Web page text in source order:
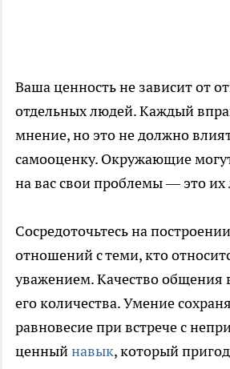
Ваша ценность не зависит от
отдельных людей. Каждый
мнение, но это не должно
самооценку. Окружающие
на вас свои проблемы — это
Сосредоточьтесь на
отношений с теми, кто
уважением. Качество общения
его количества. Умение
равновесие при встрече с
ценныйнавык, который